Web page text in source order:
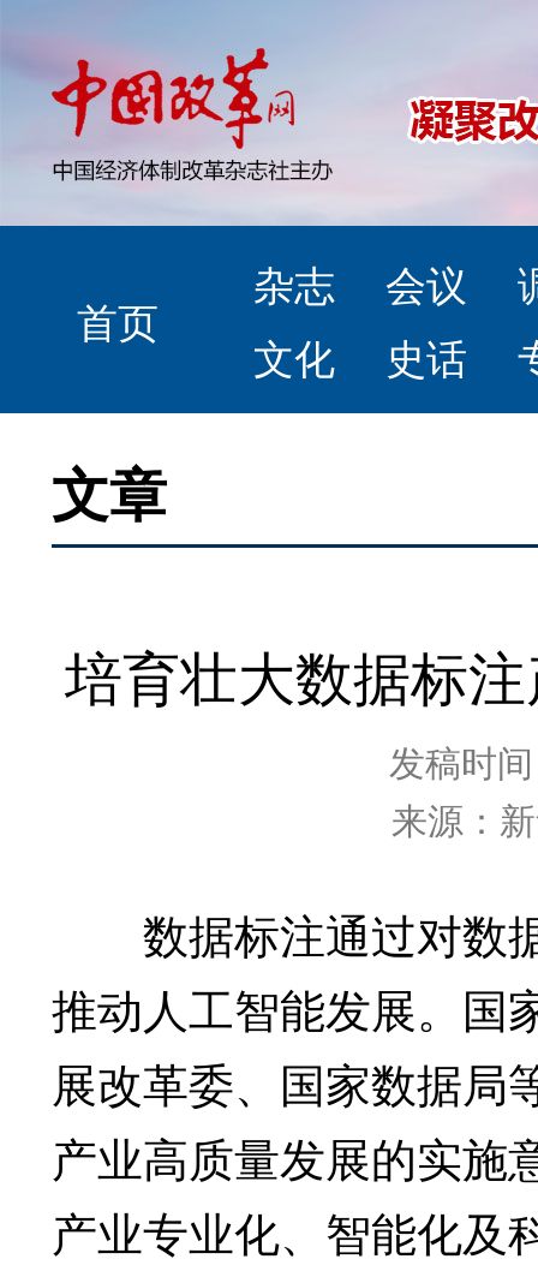
首页
杂志 会议
文化
史话
文章
培育壮大数据标
发稿时
来源：
数据标注通过对数
推动人工智能发展。国
展改革委、国家数据局
产业高质量发展的实施
产业专业化、智能化及